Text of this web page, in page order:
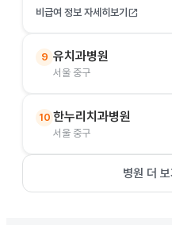
비급여 정보 자세히보기 open_in_new
9 유치과병원
서울 중구
10 한누리치과병원
서울 중구
병원 더